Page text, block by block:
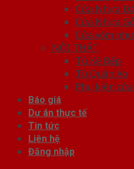
Cửa Nhựa
Cửa Nhựa
Cửa vòm
NỘI THẤT
Tủ Kệ Bếp
Tủ Quần Áo
Phụ kiện
Báo giá
Dự án thực tế
Tin tức
Liên hệ
Đăng nhập